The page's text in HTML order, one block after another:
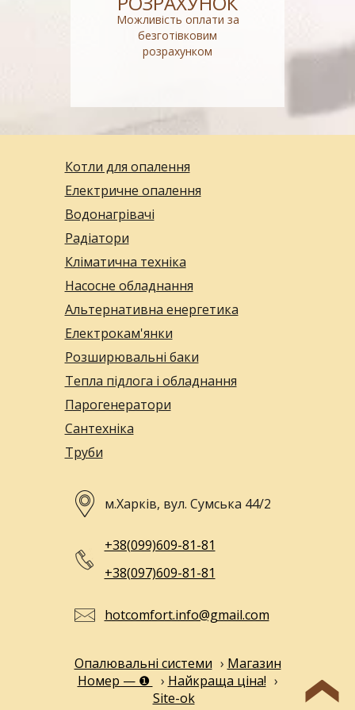
Можливість оплати за
безготівковим
розрахунком
Котли для опалення
Електричне опалення
Водонагрівачі
Радіатори
Кліматична техніка
Насосне обладнання
Альтернативна енергетика
Електрокам'янки
Розширювальні баки
Тепла підлога і обладнання
Парогенератори
Сантехніка
Труби
м.Харків, вул. Сумська 44/2
+38(099)609-81-81
+38(097)609-81-81
hotcomfort.info@gmail.com
Опалювальні системи › Магазин
Номер — ❶
› Найкраща ціна! ›
Site-ok